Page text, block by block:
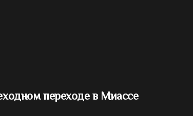
переходе в Миассе